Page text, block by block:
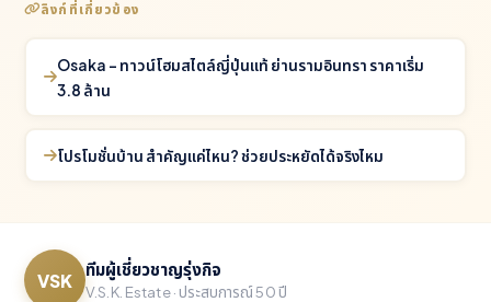
ลิงก์ที่เกี่ยวข้อง
Osaka - ทาวน์โฮมสไตล์ญี่ปุ่นแท้ ย่านรามอินทรา ราคาเริ่ม
3.8 ล้าน
โปรโมชั่นบ้าน สำคัญแค่ไหน? ช่วยประหยัดได้จริงไหม
VSK
ทีมผู้เชี่ยวชาญรุ่งกิจ
V.S.K. Estate · ประสบการณ์ 50 ปี